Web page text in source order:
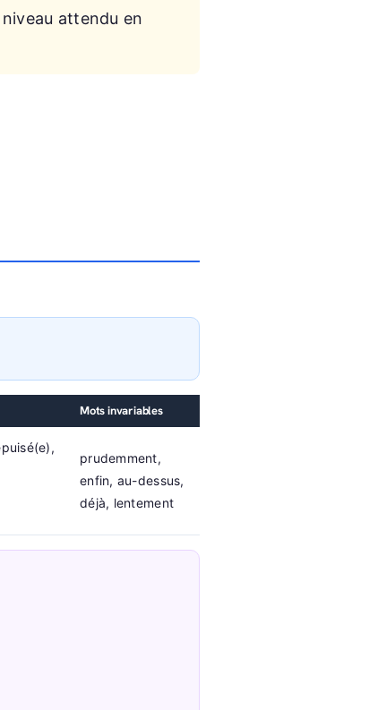
attendu en
Mots invariables
prudemment,
enfin, au-dessus,
déjà, lentement